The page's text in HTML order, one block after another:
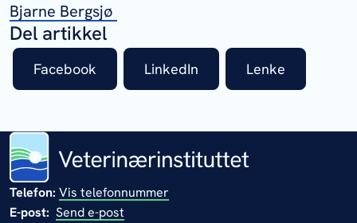
Bjarne Bergsjø
Del artikkel
Facebook LinkedIn Lenke
Telefon: Vis telefonnummer
E-post: Send e-post